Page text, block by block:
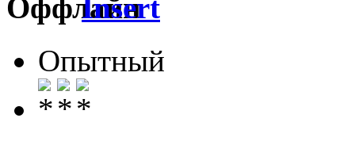
Insert
Опытный